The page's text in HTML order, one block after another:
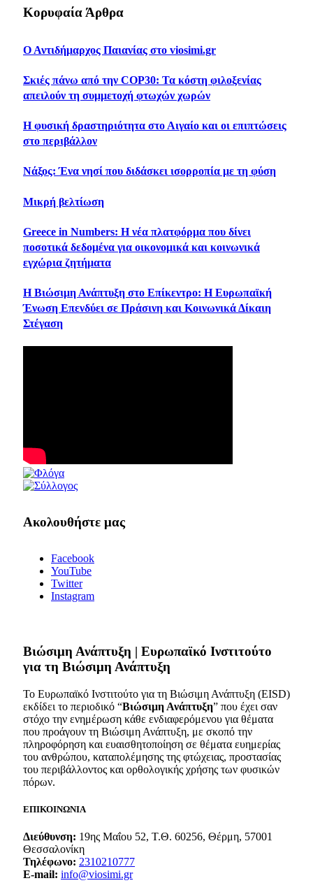
Κορυφαία Άρθρα
Ο Αντιδήμαρχος Παιανίας στο viosimi.gr
Σκιές πάνω από την COP30: Τα κόστη φιλοξενίας
απειλούν τη συμμετοχή φτωχών χωρών
Η φυσική δραστηριότητα στο Αιγαίο και οι επιπτώσεις
στο περιβάλλον
Νάξος: Ένα νησί που διδάσκει ισορροπία με τη φύση
Μικρή βελτίωση
Greece in Numbers: Η νέα πλατφόρμα που δίνει
ποσοτικά δεδομένα για οικονομικά και κοινωνικά
εγχώρια ζητήματα
Η Βιώσιμη Ανάπτυξη στο Επίκεντρο: Η Ευρωπαϊκή
Ένωση Επενδύει σε Πράσινη και Κοινωνικά Δίκαιη
Στέγαση
Ακολουθήστε μας
Facebook
YouTube
Twitter
Instagram
Bιώσιμη Ανάπτυξη | Ευρωπαϊκό Ινστιτούτο
για τη Βιώσιμη Ανάπτυξη
Το Ευρωπαϊκό Ινστιτούτο για τη Βιώσιμη Ανάπτυξη (EISD)
εκδίδει το περιοδικό “Βιώσιμη Ανάπτυξη” που έχει σαν
στόχο την ενημέρωση κάθε ενδιαφερόμενου για θέματα
που προάγουν τη Βιώσιμη Ανάπτυξη, με σκοπό την
πληροφόρηση και ευαισθητοποίηση σε θέματα ευημερίας
του ανθρώπου, καταπολέμησης της φτώχειας, προστασίας
του περιβάλλοντος και ορθολογικής χρήσης των φυσικών
πόρων.
ΕΠΙΚΟΙΝΩΝΙΑ
Διεύθυνση: 19ης Μαΐου 52, Τ.Θ. 60256, Θέρμη, 57001
Θεσσαλονίκη
Τηλέφωνο: 2310210777
E-mail: info@viosimi.gr